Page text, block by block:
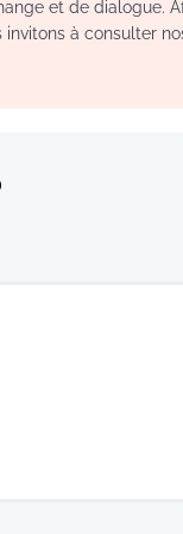
et de dialogue.
à consulter